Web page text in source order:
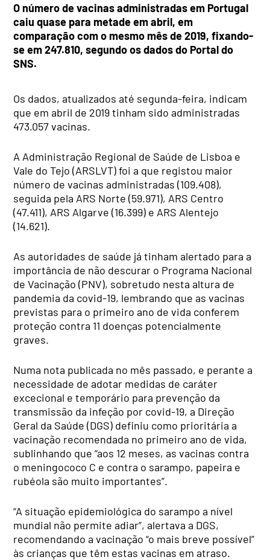
O número de vacinas administradas em Portugal
caiu quase para metade em abril, em
comparação com o mesmo mês de 2019, fixando-
se em 247.810, segundo os dados do Portal do
SNS.
Os dados, atualizados até segunda-feira, indicam
que em abril de 2019 tinham sido administradas
473.057 vacinas.
A Administração Regional de Saúde de Lisboa e
Vale do Tejo (ARSLVT) foi a que registou maior
número de vacinas administradas (109.408),
seguida pela ARS Norte (59.971), ARS Centro
(47.411), ARS Algarve (16.399) e ARS Alentejo
(14.621).
As autoridades de saúde já tinham alertado para a
importância de não descurar o Programa Nacional
de Vacinação (PNV), sobretudo nesta altura de
pandemia da covid-19, lembrando que as vacinas
previstas para o primeiro ano de vida conferem
proteção contra 11 doenças potencialmente
graves.
Numa nota publicada no mês passado, e perante a
necessidade de adotar medidas de caráter
excecional e temporário para prevenção da
transmissão da infeção por covid-19, a Direção
Geral da Saúde (DGS) definiu como prioritária a
vacinação recomendada no primeiro ano de vida,
sublinhando que “aos 12 meses, as vacinas contra
o meningococo C e contra o sarampo, papeira e
rubéola são muito importantes”.
“A situação epidemiológica do sarampo a nível
mundial não permite adiar”, alertava a DGS,
recomendando a vacinação “o mais breve possível”
às crianças que têm estas vacinas em atraso.